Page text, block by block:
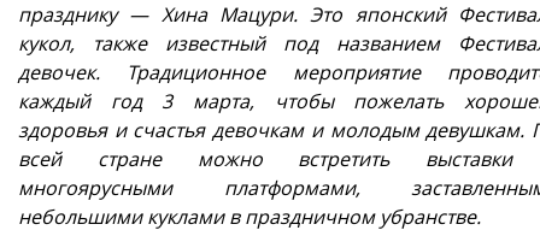
празднику — Хина Мацури. Это японский
кукол, также известный под названием
девочек. Традиционное мероприятие
каждый год 3 марта, чтобы пожелать
здоровья и счастья девочкам и молодым девушкам.
всей стране можно встретить выставки
многоярусными платформами,
небольшими куклами в праздничном убранстве.